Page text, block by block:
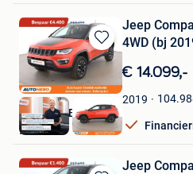
Bewaren
in
Mijn
Favorieten
Jeep
4WD (bj
€ 14.099,-
2019
Autohero België
Brussel
Jeep